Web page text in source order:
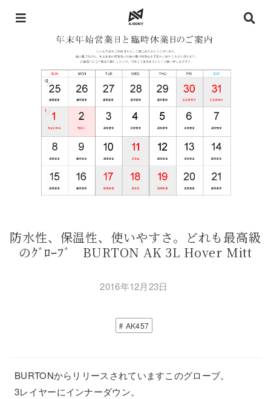
防水性、保温性、使いやすさ。どれも最高級
のｸﾞﾛｰﾌﾞ BURTON AK 3L Hover Mitt
2016年12月23日
AK457
BURTONからリリースされていますこのグローブ。
3レイヤーにインナーダウン。